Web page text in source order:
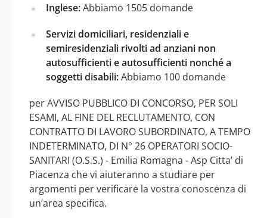
Inglese:Abbiamo 1505 domande
Servizi domiciliari, residenziali e
semiresidenziali rivolti ad anziani non
autosufficienti e autosufficienti nonché a
soggetti disabili:Abbiamo 100 domande
per AVVISO PUBBLICO DI CONCORSO, PER SOLI
ESAMI, AL FINE DEL RECLUTAMENTO, CON
CONTRATTO DI LAVORO SUBORDINATO, A TEMPO
INDETERMINATO, DI N° 26 OPERATORI SOCIO-
SANITARI (O.S.S.) - Emilia Romagna - Asp Citta’ di
Piacenza che vi aiuteranno a studiare per
argomenti per verificare la vostra conoscenza di
un’area specifica.